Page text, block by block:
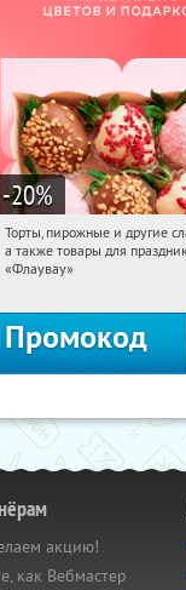
-20%
12:01:37
Россия
Торты, пирожные и другие
а также товары для
«Флаувау»
Промокод
акцию!
как Вебмастер